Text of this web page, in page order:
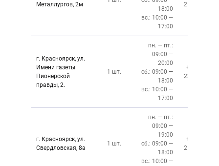
Металлургов, 2м
18:00
вс.: 10:00 —
17:00
212-87-27
г. Красноярск, ул.
Имени газеты
Пионерской
правды, 2.
1 шт.
пн. — пт.:
09:00 —
20:00
сб.: 09:00 —
18:00
вс.: 10:00 —
17:00
+7 (391)
237-34-34
г. Красноярск, ул.
Свердловская, 8а
1 шт.
пн. — пт.:
09:00 —
19:00
сб.: 09:00 —
18:00
вс.: 10:00 —
+7 (391)
219-27-50